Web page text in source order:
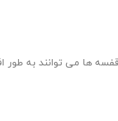
ها می توانند به